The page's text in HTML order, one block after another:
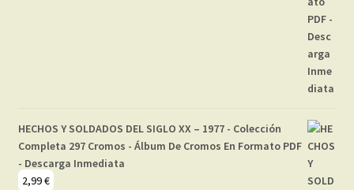
HECHOS Y SOLDADOS DEL SIGLO XX – 1977 - Colección
Completa 297 Cromos - Álbum De Cromos En Formato PDF
- Descarga Inmediata
2,99€